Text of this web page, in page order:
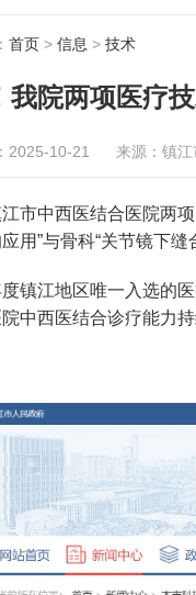
首页 > 信息 > 技术
我院两项医疗
2025-10-21 来源：镇
市中西医结合医院两
用”与骨科“关节镜下缝
镇江地区唯一入选的
中西医结合诊疗能力